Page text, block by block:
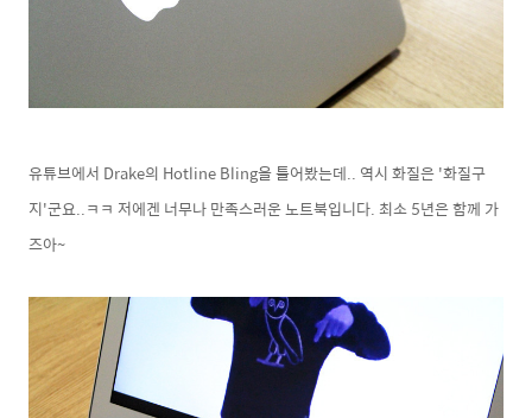
유튜브에서 Drake의 Hotline Bling을 틀어봤는데.. 역시 화질은 '화질구
지'군요..ㅋㅋ 저에겐 너무나 만족스러운 노트북입니다. 최소 5년은 함께 가
즈아~